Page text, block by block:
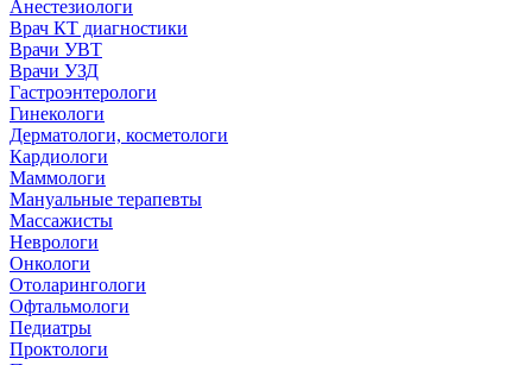
Анестезиологи
Врач КТ диагностики
Врачи УВТ
Врачи УЗД
Гастроэнтерологи
Гинекологи
Дерматологи, косметологи
Кардиологи
Маммологи
Мануальные терапевты
Массажисты
Неврологи
Онкологи
Отоларингологи
Офтальмологи
Педиатры
Проктологи